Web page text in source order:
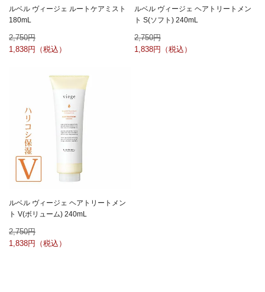
ルベル ヴィージェ ルートケアミスト
180mL
2,750
1,838
ルベル ヴィージェ ヘアトリートメン
ト S(ソフト) 240mL
2,750
1,838
ルベル ヴィージェ ヘアトリートメン
ト V(ボリューム) 240mL
2,750
1,838